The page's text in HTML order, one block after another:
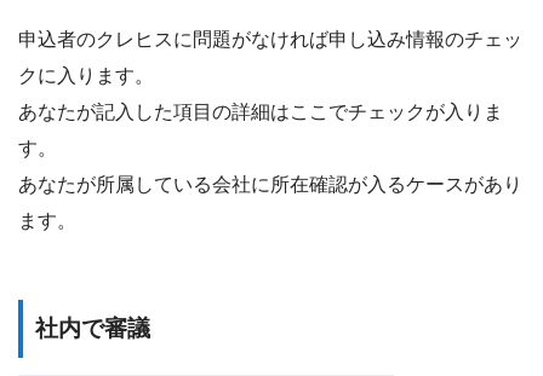
申込者のクレヒスに問題がなければ申し込み情報のチェッ
クに入ります。
あなたが記入した項目の詳細はここでチェックが入りま
す。
あなたが所属している会社に所在確認が入るケースがあり
ます。
社内で審議